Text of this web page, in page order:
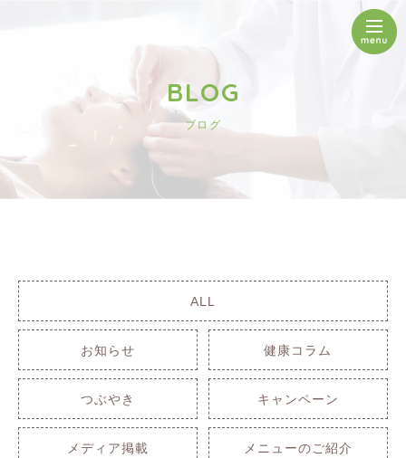
BLOG
ブログ
ALL
お知らせ 健康コラム
つぶやき キャンペーン
メディア掲載 メニューのご紹介